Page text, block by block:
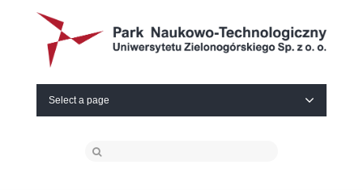
Select a page